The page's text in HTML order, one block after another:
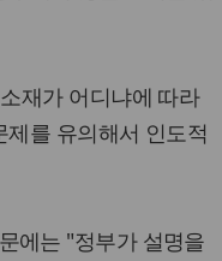
재가 어디냐에 따라
를 유의해서 인도적
에는 "정부가 설명을